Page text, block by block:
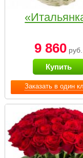
Заказать в один
9 860 руб.
Купить